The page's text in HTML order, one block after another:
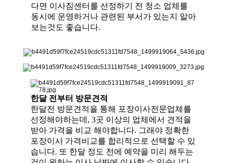
다면 이사짐센터를 선정하기 전 청소 업체를
동시에 운영하거나 관련된 부서가 있는지 알아
보는것도 좋습니다.
한달 전부터 방문견적
한달전 방문견적을 통해 포장이사전문업체를
선정해야하는데, 3곳 이상의 업체에서 견적을
받아 가격을 비교 해야합니다. 그래야 정확한
포장이사 가격비교를 합리적으로 선택할 수 있
습니다. 또 한달 정도 전에 예약을 미리 해두는